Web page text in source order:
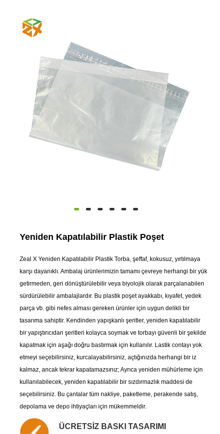
Yeniden Kapatılabilir Plastik Poşet
Zeal X Yeniden Kapatılabilir Plastik Torba, şeffaf, kokusuz, yırtılmaya
karşı dayanıklı. Ambalaj ürünlerimizin tamamı çevreye herhangi bir yük
getirmeden, geri dönüştürülebilir veya biyolojik olarak parçalanabilen
sürdürülebilir ambalajlardır. Bu plastik poşet ayakkabı, kıyafet, yedek
parça vb. gibi nefes alması gereken ürünler için uygun delikli bir
tasarıma sahiptir. Kendinden yapışkanlı şeritler, yeniden kapatılabilir
bir yapıştırıcıdan şeritleri kolayca soymak ve torbayı güvenli bir şekilde
kapatmak için aşağı doğru bastırmak için kullanılır. Lastik contayı yok
etmeyi seçebilirsiniz, kurcalayabilirsiniz, açtığınızda herhangi bir iz
kalmaz, ancak tekrar kapatamazsınız; Ayrıca yeniden mühürleme için
kullanılabilecek, yeniden kapatılabilir bir sızdırmazlık maddesi de
seçebilirsiniz. Bu çantalar tüm nakliye, paketleme, perakende satış,
depolama ve depo ihtiyaçları için mükemmeldir.
ÜCRETSİZ BASKI TASARIMI